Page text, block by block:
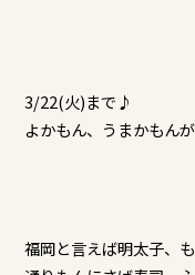
3/22(火)まで♪
よかもん、うまかもん
福岡と言えば明太子、